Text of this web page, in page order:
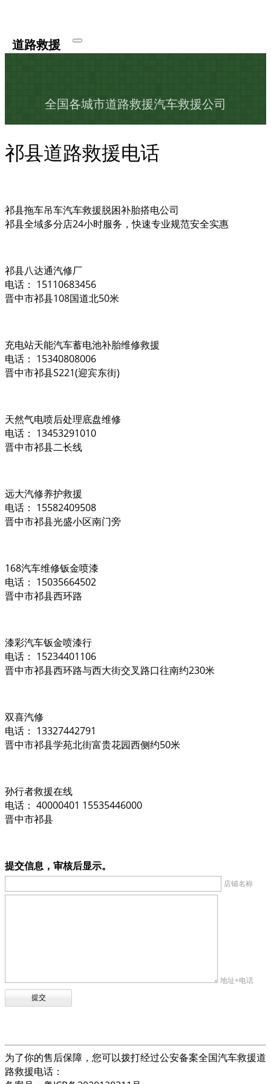
道路救援
全国各城市道路救援汽车救援公司
祁县道路救援电话
祁县拖车吊车汽车救援脱困补胎搭电公司
祁县全域多分店24小时服务，快速专业规范安全实惠
祁县八达通汽修厂
电话： 15110683456
晋中市祁县108国道北50米
充电站天能汽车蓄电池补胎维修救援
电话： 15340808006
晋中市祁县S221(迎宾东街)
天然气电喷后处理底盘维修
电话： 13453291010
晋中市祁县二长线
远大汽修养护救援
电话： 15582409508
晋中市祁县光盛小区南门旁
168汽车维修钣金喷漆
电话： 15035664502
晋中市祁县西环路
漆彩汽车钣金喷漆行
电话： 15234401106
晋中市祁县西环路与西大街交叉路口往南约230米
双喜汽修
电话： 13327442791
晋中市祁县学苑北街富贵花园西侧约50米
孙行者救援在线
电话： 40000401 15535446000
晋中市祁县
提交信息，审核后显示。
店铺名称
地址+电话
为了你的售后保障，您可以拨打经过公安备案全国汽车救援道
路救援电话：